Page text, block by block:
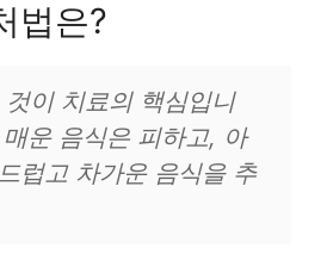
법은?
것이 치료의 핵심입니
운 음식은 피하고, 아
럽고 차가운 음식을 추